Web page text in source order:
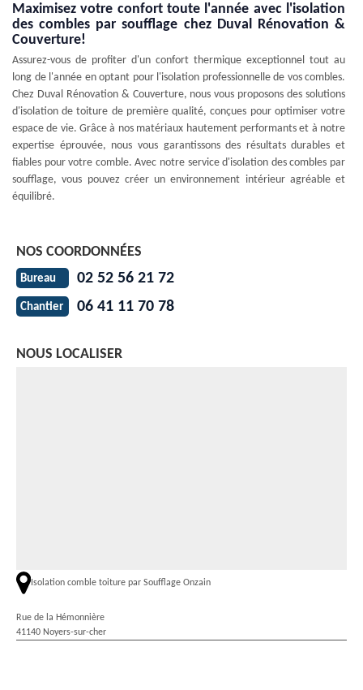
Maximisez votre confort toute l'année avec l'isolation
des combles par soufflage chez Duval Rénovation &
Couverture!
Assurez-vous de profiter d'un confort thermique exceptionnel tout au
long de l'année en optant pour l'isolation professionnelle de vos combles.
Chez Duval Rénovation & Couverture, nous vous proposons des solutions
d'isolation de toiture de première qualité, conçues pour optimiser votre
espace de vie. Grâce à nos matériaux hautement performants et à notre
expertise éprouvée, nous vous garantissons des résultats durables et
fiables pour votre comble. Avec notre service d'isolation des combles par
soufflage, vous pouvez créer un environnement intérieur agréable et
équilibré.
NOS COORDONNÉES
Bureau 02 52 56 21 72
Chantier 06 41 11 70 78
NOUS LOCALISER
Isolation comble toiture par Soufflage Onzain
Rue de la Hémonnière
41140 Noyers-sur-cher